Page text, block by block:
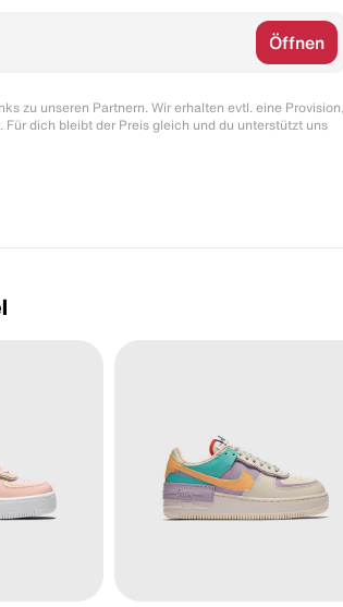
Öffnen
zu unseren Partnern. Wir erhalten evtl. eine Provision,
Für dich bleibt der Preis gleich und du unterstützt uns